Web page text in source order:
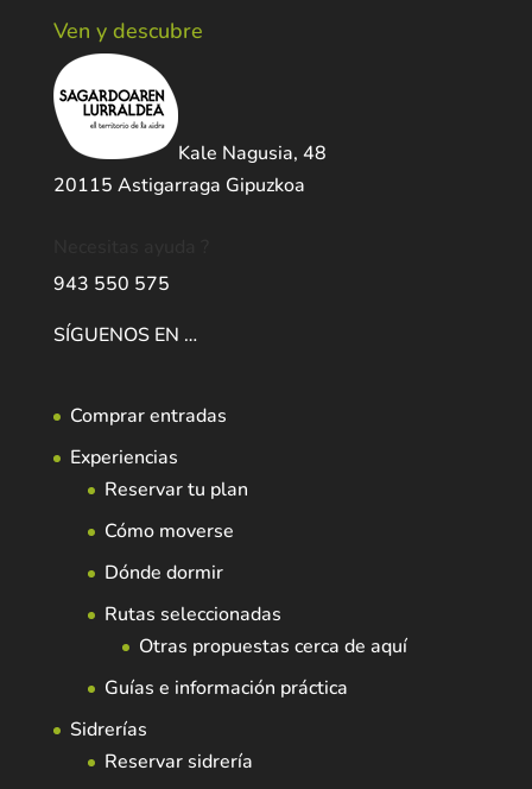
Ven y descubre
Kale Nagusia, 48
20115 Astigarraga Gipuzkoa
943 550 575
SÍGUENOS EN …
Comprar entradas
Experiencias
Reservar tu plan
Cómo moverse
Dónde dormir
Rutas seleccionadas
Otras propuestas cerca de aquí
Guías e información práctica
Sidrerías
Reservar sidrería